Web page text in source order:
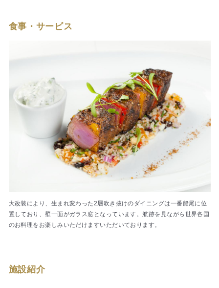
食事・サービス
大改装により、生まれ変わった2層吹き抜けのダイニングは一番船尾に位
置しており、壁一面がガラス窓となっています。航跡を見ながら世界各国
のお料理をお楽しみいただけますいただいております。
施設紹介